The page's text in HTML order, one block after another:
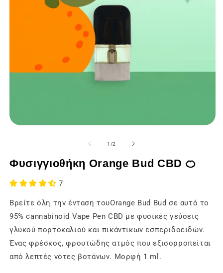
σε
modal
παράθυρο
1 /από
2
Φυσιγγιοθήκη Orange Bud CBD 🍊
7
Βρείτε όλη την ένταση τουOrange Bud Bud σε αυτό το
95% cannabinoid Vape Pen CBD με φυσικές γεύσεις
γλυκού πορτοκαλιού και πικάντικων εσπεριδοειδών.
Ένας φρέσκος, φρουτώδης ατμός που εξισορροπείται
από λεπτές νότες βοτάνων. Μορφή 1 ml.